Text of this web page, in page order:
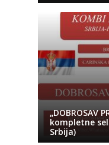
„DOBROSAV
kompletne
Srbija)